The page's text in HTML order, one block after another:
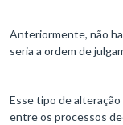
Anteriormente, não
seria a ordem de
Esse tipo de
entre os processos